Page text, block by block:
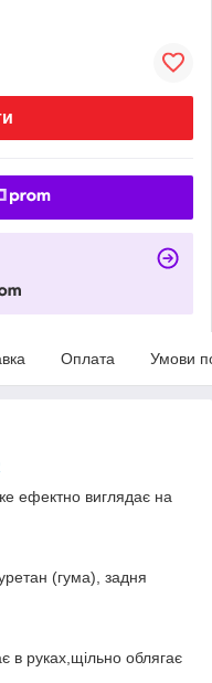
Оплата Умови
ефектно виглядає на
(гума), задня
в руках,щільно облягає